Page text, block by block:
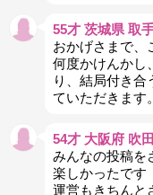
55才 茨城県 取
おかげさまで、
何度かけんかし
り、結局付き合
ていただきます。
54才 大阪府 吹
みんなの投稿を
楽しかったです
運営もきちんと